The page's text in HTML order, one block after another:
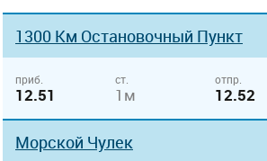
1300 Км Остановочный Пункт
приб.
12.51
ст.
1м
отпр.
12.52
Морской Чулек